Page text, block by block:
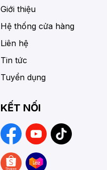
Giới thiệu
Hệ thống cửa hàng
Liên hệ
Tin tức
Tuyển dụng
KẾT NỐI